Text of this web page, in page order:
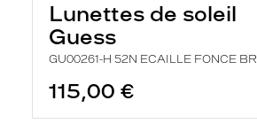
Lunettes de soleil
Guess
GU00261-H 52N ECAILLE FONCE BR
115,00 €